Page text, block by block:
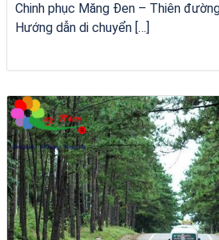
Chinh phục Măng Đen – Thiên
Hướng dẫn di chuyển […]
Tour Lào Cai Quy Nhơn